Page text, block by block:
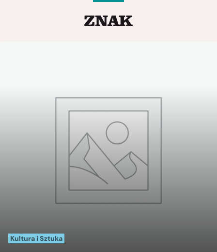
Kultura i Sztuka